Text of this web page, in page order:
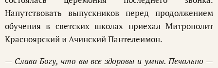
Напутствовать выпускников перед продолжением
обучения в светских школах приехал Митрополит
Красноярский и Ачинский Пантелеимон.
— Слава Богу, что вы все здоровы и умны. Печально —